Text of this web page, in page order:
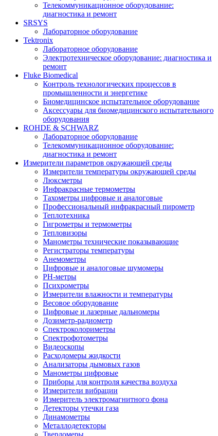
Телекоммуникационное оборудование:
диагностика и ремонт
SRSYS
Лабораторное оборудование
Tektronix
Лабораторное оборудование
Электротехническое оборудование: диагностика и
ремонт
Fluke Biomedical
Контроль технологических процессов в
промышленности и энергетике
Биомедицинское испытательное оборудование
Аксессуары для биомедицинского испытательного
оборудования
ROHDE & SCHWARZ
Лабораторное оборудование
Телекоммуникационное оборудование:
диагностика и ремонт
Измерители параметров окружающей среды
Измерители температуры окружающей среды
Люксметры
Инфракрасные термометры
Тахометры цифровые и аналоговые
Профессиональный инфракрасный пирометр
Теплотехника
Гигрометры и термометры
Тепловизоры
Манометры технические показывающие
Регистраторы температуры
Анемометры
Цифровые и аналоговые шумомеры
PH-метры
Психрометры
Измерители влажности и температуры
Весовое оборудование
Цифровые и лазерные дальномеры
Дозиметр-радиометр
Спектроколориметры
Спектрофотометры
Видеоскопы
Расходомеры жидкости
Анализаторы дымовых газов
Манометры цифровые
Приборы для контроля качества воздуха
Измерители вибрации
Измеритель электромагнитного фона
Детекторы утечки газа
Динамометры
Металлодетекторы
Твердомеры